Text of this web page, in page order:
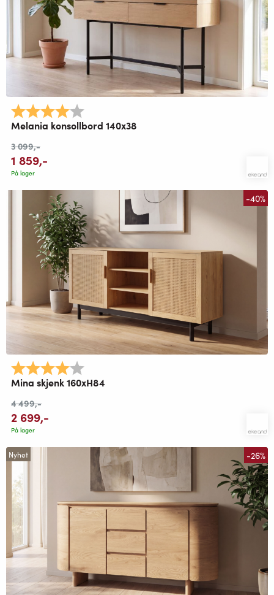
Karakter:
Melania konsollbord 140x38
3 099,-
1 859,-
På lager
-40%
Karakter:
Mina skjenk 160xH84
4 499,-
2 699,-
På lager
Nyhet -26%